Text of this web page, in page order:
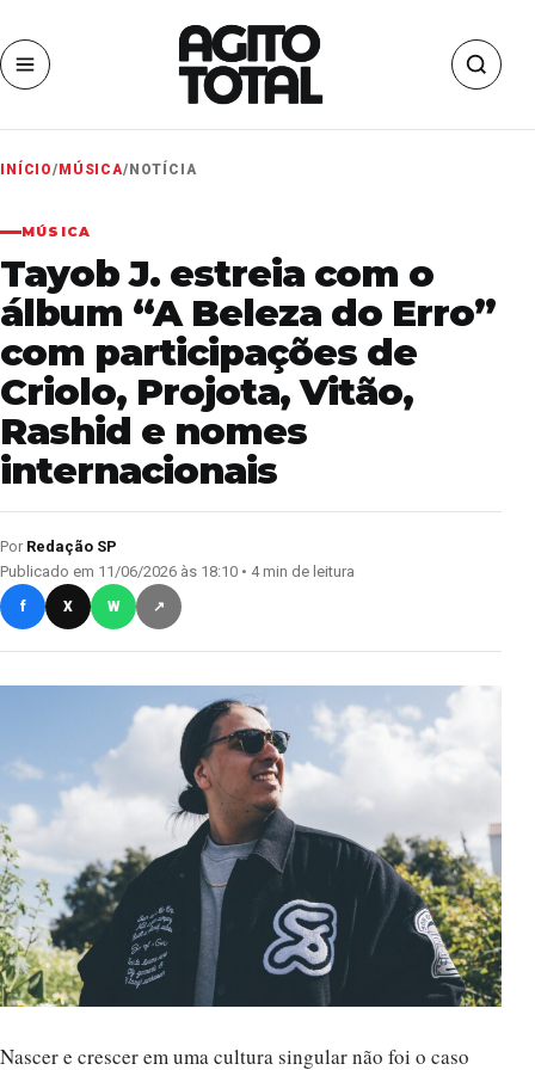
INÍCIO/ MÚSICA/ NOTÍCIA
MÚSICA
Tayob J. estreia com o
álbum “A Beleza do Erro”
com participações de
Criolo, Projota, Vitão,
Rashid e nomes
internacionais
Por Redação SP
Publicado em 11/06/2026 às 18:10 • 4 min de leitura
f X W ↗
Nascer e crescer em uma cultura singular não foi o caso